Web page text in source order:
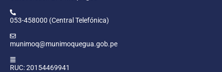
053-458000 (Central Telefónica)
munimoq@munimoquegua.gob.pe
RUC: 20154469941